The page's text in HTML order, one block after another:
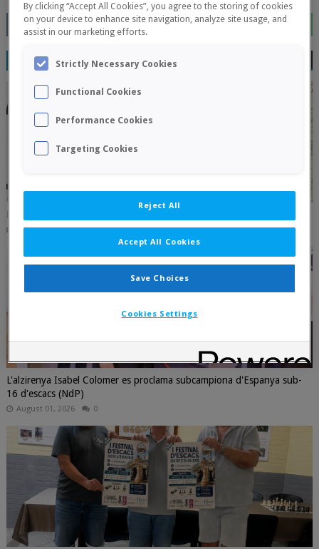
RELATED POSTS
Rubén Vinuesa conquista el XII Open Internacional Valencia Cuna
August 04, 2026 0
L'alzirenya Isabel Colomer es proclama subcampiona d'Espanya sub-
16 d'escacs (NdP)
August 01, 2026 0
By clicking “Accept All Cookies”, you agree to the storing of cookies
on your device to enhance site navigation, analyze site usage, and
assist in our marketing efforts.
Strictly Necessary Cookies
Functional Cookies
Performance Cookies
Targeting Cookies
Reject All
Accept All Cookies
Save Choices
Cookies Settings